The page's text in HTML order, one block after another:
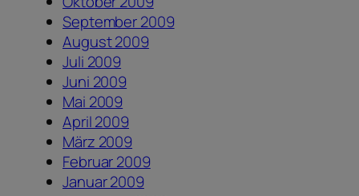
September 2009
August 2009
Juli 2009
Juni 2009
Mai 2009
April 2009
März 2009
Februar 2009
Januar 2009